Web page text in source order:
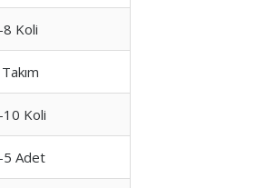
8 Koli
10 Koli
5 Adet